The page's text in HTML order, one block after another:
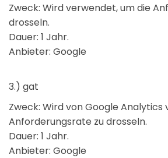
Zweck: Wird verwendet, um die
drosseln.
Dauer: 1 Jahr.
Anbieter: Google
3.) gat
Zweck: Wird von Google Analytics
Anforderungsrate zu drosseln.
Dauer: 1 Jahr.
Anbieter: Google